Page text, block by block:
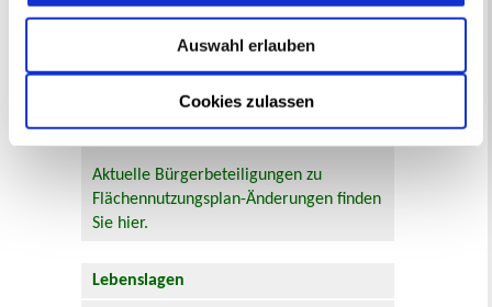
Cookies zulassen
Auswahl erlauben
es Möglichkeiten, sich an
Flächennutzungsplan zu beteiligen.
Aktuelle Bürgerbeteiligungen zu
Bebauungsplänen finden Sie hier.
Aktuelle Bürgerbeteiligungen zu
Flächennutzungsplan-Änderungen finden
Sie hier.
Lebenslagen